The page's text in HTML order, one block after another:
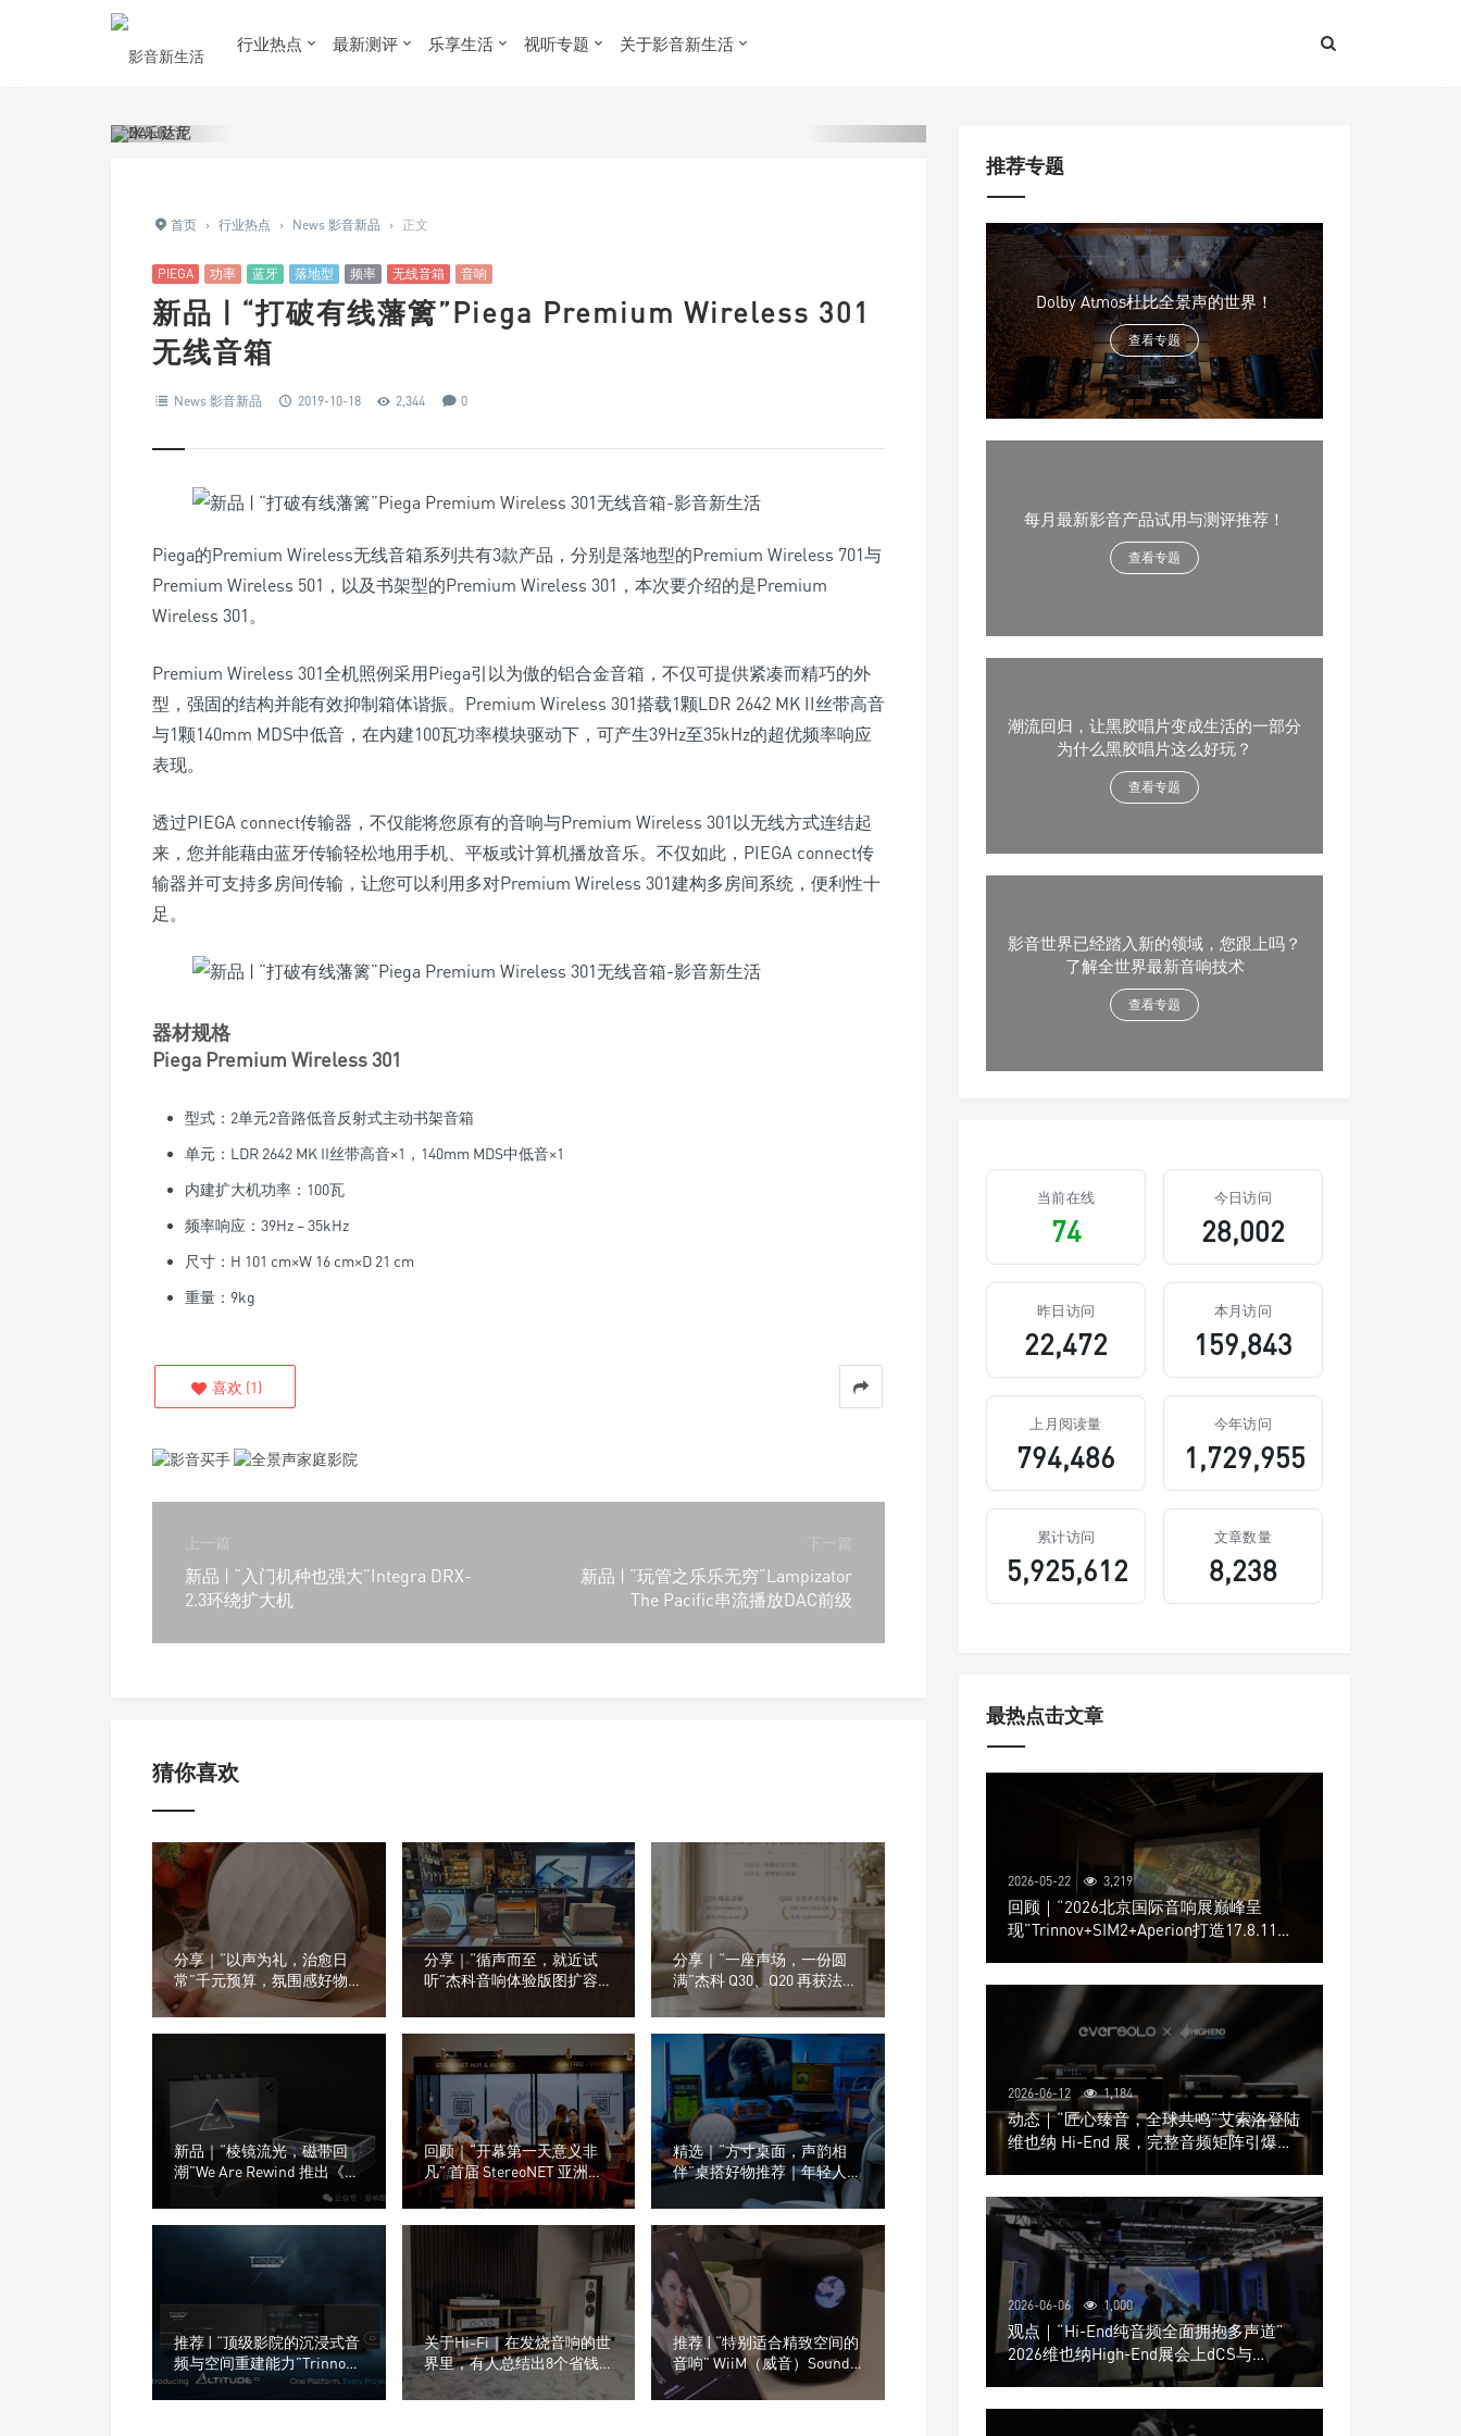
行业热点 最新测评 乐享生活 视听专题 关于影音新生活
首页 › 行业热点 › News 影音新品 › 正文
PIEGA 功率 蓝牙 落地型 频率 无线音箱 音响
新品 | “打破有线藩篱”Piega Premium Wireless 301
无线音箱
News 影音新品 2019-10-18 2,344 0
Piega的Premium Wireless无线音箱系列共有3款产品，分别是落地型的Premium Wireless 701与
Premium Wireless 501，以及书架型的Premium Wireless 301，本次要介绍的是Premium
Wireless 301。
Premium Wireless 301全机照例采用Piega引以为傲的铝合金音箱，不仅可提供紧凑而精巧的外
型，强固的结构并能有效抑制箱体谐振。Premium Wireless 301搭载1颗LDR 2642 MK II丝带高音
与1颗140mm MDS中低音，在内建100瓦功率模块驱动下，可产生39Hz至35kHz的超优频率响应
表现。
透过PIEGA connect传输器，不仅能将您原有的音响与Premium Wireless 301以无线方式连结起
来，您并能藉由蓝牙传输轻松地用手机、平板或计算机播放音乐。不仅如此，PIEGA connect传
输器并可支持多房间传输，让您可以利用多对Premium Wireless 301建构多房间系统，便利性十
足。
器材规格
Piega Premium Wireless 301
型式：2单元2音路低音反射式主动书架音箱
单元：LDR 2642 MK II丝带高音×1，140mm MDS中低音×1
内建扩大机功率：100瓦
频率响应：39Hz – 35kHz
尺寸：H 101 cm×W 16 cm×D 21 cm
重量：9kg
喜欢 (1)
上一篇
新品 | “入门机种也强大”Integra DRX-
2.3环绕扩大机
下一篇
新品 | “玩管之乐乐无穷”Lampizator
The Pacific串流播放DAC前级
猜你喜欢
分享｜“以声为礼，治愈日
常”千元预算，氛围感好物推
荐
分享｜“循声而至，就近试
听”杰科音响体验版图扩容，
分享｜“一座声场，一份圆
满”杰科 Q30、Q20 再获法国
设计奖
新品｜“棱镜流光，磁带回
潮”We Are Rewind 推出《月
之暗面》联名磁带随身听
回顾｜“开幕第一天意义非
凡” 首届 StereoNET 亚洲高
级音响及视听展
精选｜“方寸桌面，声韵相
伴”桌搭好物推荐｜年轻人的
桌面，为什么越来越流行这
种音箱？
推荐 | “顶级影院的沉浸式音
频与空间重建能力”Trinnov
Audio（创诺）Altitude CI全
数字3D音效前级处理器
关于Hi-Fi｜在发烧音响的世
界里，有人总结出8个省钱
玩音响的办法
推荐 | “特别适合精致空间的
音响” WiiM（威音）Sound
& Sub Pro的2.1无线音箱组
合
推荐专题
Dolby Atmos杜比全景声的世界！
查看专题
每月最新影音产品试用与测评推荐！
查看专题
潮流回归，让黑胶唱片变成生活的一部分
为什么黑胶唱片这么好玩？
查看专题
影音世界已经踏入新的领域，您跟上吗？
了解全世界最新音响技术
查看专题
当前在线
74
今日访问
28,002
昨日访问
22,472
本月访问
159,843
上月阅读量
794,486
今年访问
1,729,955
累计访问
5,925,612
文章数量
8,238
最热点击文章
2026-05-22 3,219
回顾｜“2026北京国际音响展巅峰呈
现”Trinnov+SIM2+Aperion打造17.8.11声
2026-06-12 1,184
动态｜“匠心臻音，全球共鸣”艾索洛登陆
维也纳 Hi-End 展，完整音频矩阵引爆关
2026-06-06 1,000
观点｜“Hi-End纯音频全面拥抱多声道”
2026维也纳High-End展会上dCS与
Trinnov Audio搭建多声道演示系统